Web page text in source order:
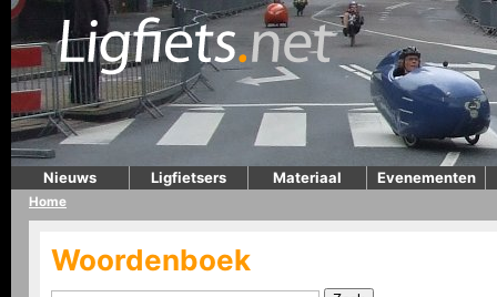
Nieuws Ligfietsers Materiaal Evenementen
Home
Woordenboek